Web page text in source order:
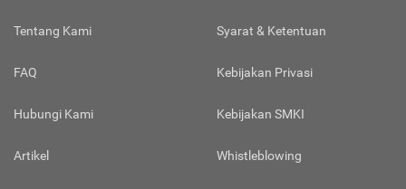
Tentang Kami
FAQ
Hubungi Kami
Artikel
Syarat & Ketentuan
Kebijakan Privasi
Kebijakan SMKI
Whistleblowing